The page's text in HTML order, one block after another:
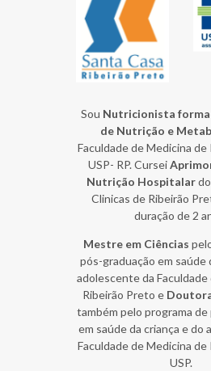
Sou Nutricionista
de Nutrição e
Faculdade de Medicina de
USP- RP. Cursei
Nutrição Hospitalar
Clinicas de Ribeirão
duração de 2
Mestre em Ciências
pós-graduação em saúde
adolescente da
Ribeirão Preto e
também pelo programa de
em saúde da criança e do
Faculdade de Medicina de
USP.